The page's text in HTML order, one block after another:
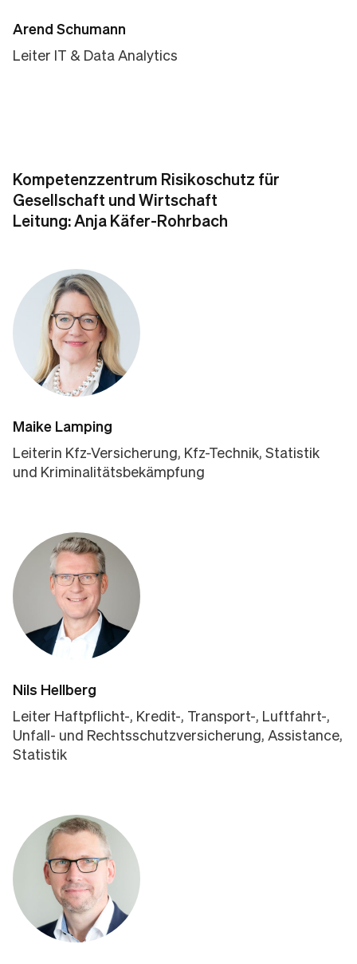
Arend Schumann
Leiter IT & Data Analytics
Kompetenzzentrum Risikoschutz für
Gesellschaft und Wirtschaft
Leitung: Anja Käfer-Rohrbach
Maike Lamping
Leiterin Kfz-Versicherung, Kfz-Technik, Statistik
und Kriminalitätsbekämpfung
Nils Hellberg
Leiter Haftpflicht-, Kredit-, Transport-, Luftfahrt-,
Unfall- und Rechtsschutzversicherung, Assistance,
Statistik